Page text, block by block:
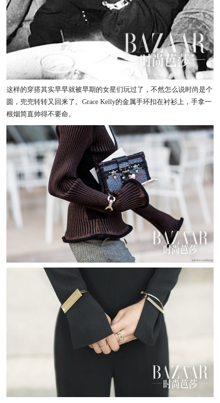
这样的穿搭其实早早就被早期的女星们玩过了，不然怎么说时尚是个
圆，兜兜转转又回来了。Grace Kelly的金属手环扣在衬衫上，手拿一
根烟简直帅得不要命。